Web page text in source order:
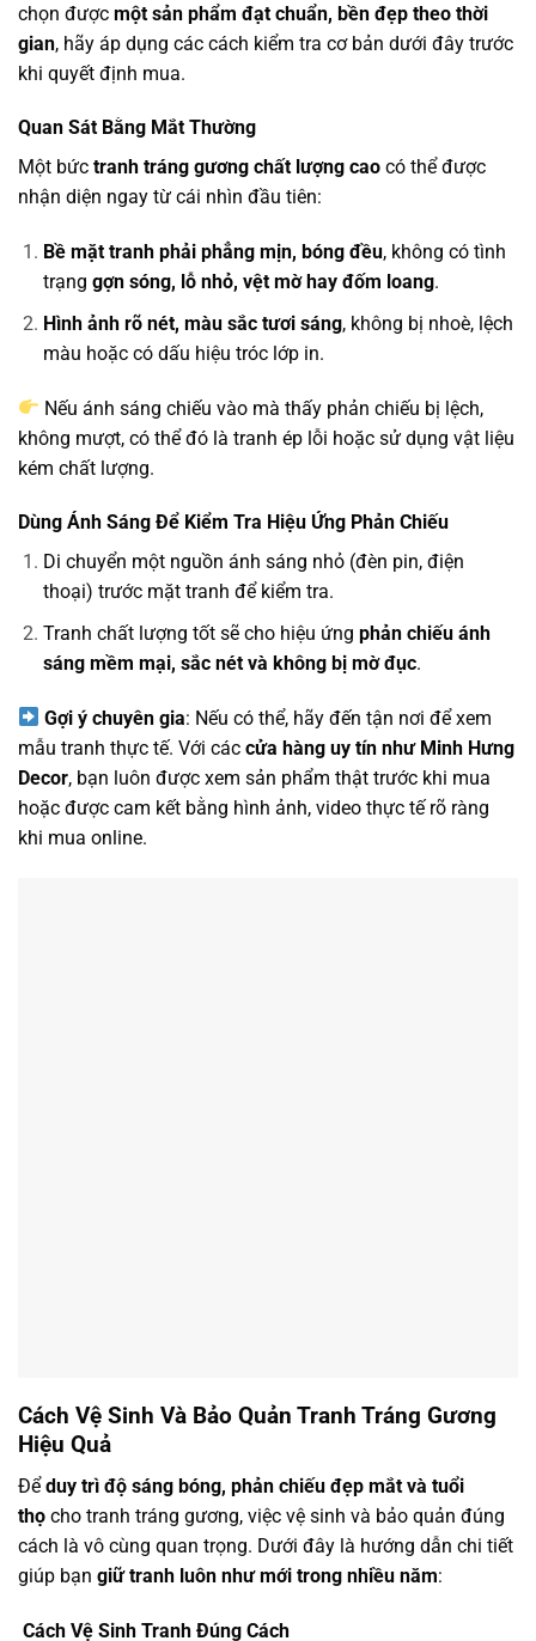
chọn được một sản phẩm đạt chuẩn, bền đẹp theo thời
gian, hãy áp dụng các cách kiểm tra cơ bản dưới đây trước
khi quyết định mua.
Quan Sát Bằng Mắt Thường
Một bức tranh tráng gương chất lượng cao có thể được
nhận diện ngay từ cái nhìn đầu tiên:
Bề mặt tranh phải phẳng mịn, bóng đều, không có tình
trạng gợn sóng, lỗ nhỏ, vệt mờ hay đốm loang.
Hình ảnh rõ nét, màu sắc tươi sáng, không bị nhoè, lệch
màu hoặc có dấu hiệu tróc lớp in.
Nếu ánh sáng chiếu vào mà thấy phản chiếu bị lệch,
không mượt, có thể đó là tranh ép lỗi hoặc sử dụng vật liệu
kém chất lượng.
Dùng Ánh Sáng Để Kiểm Tra Hiệu Ứng Phản Chiếu
Di chuyển một nguồn ánh sáng nhỏ (đèn pin, điện
thoại) trước mặt tranh để kiểm tra.
Tranh chất lượng tốt sẽ cho hiệu ứng phản chiếu ánh
sáng mềm mại, sắc nét và không bị mờ đục.
Gợi ý chuyên gia: Nếu có thể, hãy đến tận nơi để xem
mẫu tranh thực tế. Với các cửa hàng uy tín như Minh Hưng
Decor, bạn luôn được xem sản phẩm thật trước khi mua
hoặc được cam kết bằng hình ảnh, video thực tế rõ ràng
khi mua online.
Cách Vệ Sinh Và Bảo Quản Tranh Tráng Gương
Hiệu Quả
Đểduy trì độ sáng bóng, phản chiếu đẹp mắt và tuổi
thọ cho tranh tráng gương, việc vệ sinh và bảo quản đúng
cách là vô cùng quan trọng. Dưới đây là hướng dẫn chi tiết
giúp bạn giữ tranh luôn như mới trong nhiều năm:
Cách Vệ Sinh Tranh Đúng Cách